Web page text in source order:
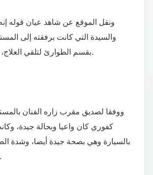
ونقل الموقع عن شاهد عيان قوله
والسيدة التي كانت برفقته إلى
بقسم الطوارئ لتلقي العلاج، وهو بصحة جيدة.
ووفقا لصديق مقرب زاره الفنان
كفوري كان واعيا وبحالة جيدة،
بالسيارة وهي بصحة جيدة أيضا، وشدة